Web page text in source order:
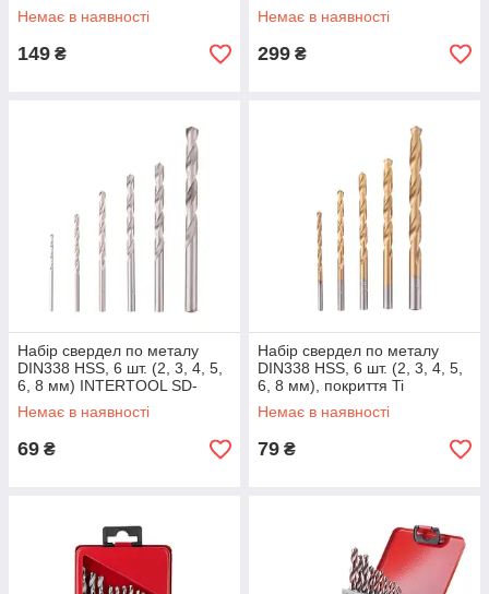
0014
Немає в наявності
149 ₴
SD-0019
Немає в наявності
299 ₴
Набір свердел по металу
DIN338 HSS, 6 шт. (2, 3, 4, 5,
6, 8 мм) INTERTOOL SD-
0028
Немає в наявності
69 ₴
Набір свердел по металу
DIN338 HSS, 6 шт. (2, 3, 4, 5,
6, 8 мм), покриття Ti
INTERTOOL SD-0026
Немає в наявності
79 ₴